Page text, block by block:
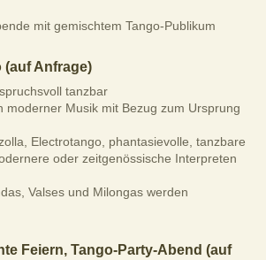
mit gemischtem Tango-Publikum
(auf Anfrage)
tanzbar
moderner Musik mit Bezug zum Ursprung
Electrotango, phantasievolle, tanzbare
oder zeitgenössische Interpreten
Valses und Milongas werden
Feiern, Tango-Party-Abend (auf